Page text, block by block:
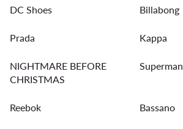
DC Shoes Billabong
Prada Kappa
NIGHTMARE BEFORE
CHRISTMAS
Superman
Reebok Bassano